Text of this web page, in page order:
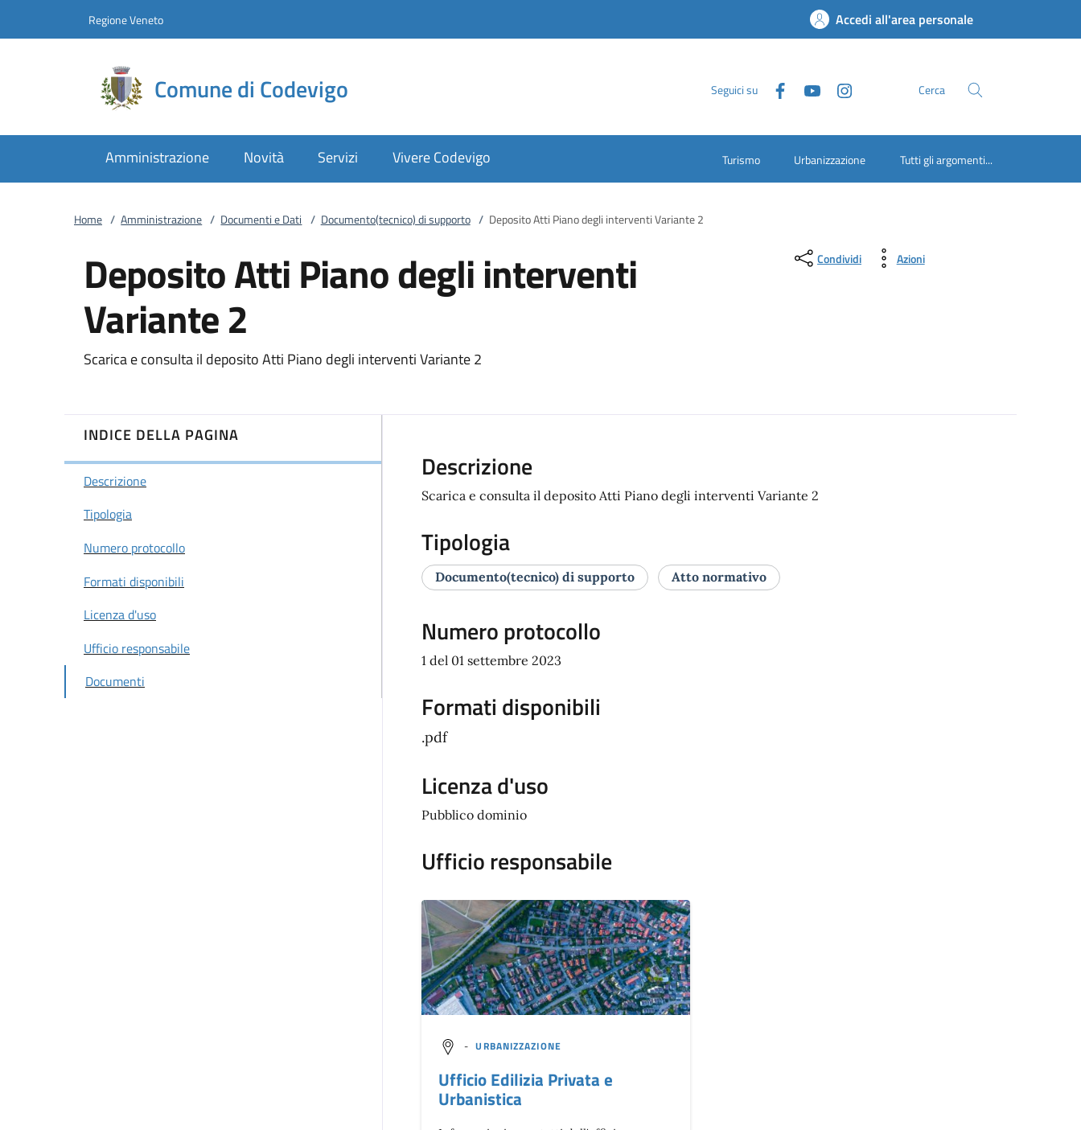
Regione Veneto Accedi all'area personale
Comune di Codevigo Seguici su Cerca
Amministrazione Novità Servizi Vivere Codevigo Turismo Urbanizzazione Tutti gli argomenti...
Home / Amministrazione / Documenti e Dati / Documento(tecnico) di supporto / Deposito Atti Piano degli interventi Variante 2
Deposito Atti Piano degli interventi
Variante 2
Scarica e consulta il deposito Atti Piano degli interventi Variante 2
Condividi Azioni
INDICE DELLA PAGINA
Descrizione
Tipologia
Numero protocollo
Formati disponibili
Licenza d'uso
Ufficio responsabile
Documenti
Descrizione
Scarica e consulta il deposito Atti Piano degli interventi Variante 2
Tipologia
Documento(tecnico) di supporto Atto normativo
Numero protocollo
1 del 01 settembre 2023
Formati disponibili
.pdf
Licenza d'uso
Pubblico dominio
Ufficio responsabile
- URBANIZZAZIONE
Ufficio Edilizia Privata e
Urbanistica